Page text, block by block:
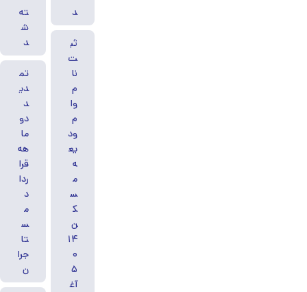
د
ثب
ت‌
نا
م
وا
م
ود
یع
ه
م
س
ک
ن
۱۴
۰
۵
آغ
ته
ش
د
تم
دی
د
دو
ما
هه
قرا
ردا
د
م
س
تا
جرا
ن